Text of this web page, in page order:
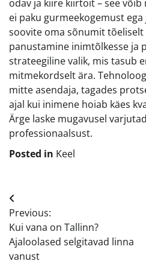
odav ja kiire kiirtoit – see
ei paku gurmeekogemust
soovite oma sõnumit tõeliselt
panustamine inimtõlkesse ja
strateegiline valik, mis tasub
mitmekordselt ära.
mitte asendaja, tagades
ajal kui inimene hoiab käes
Ärge laske mugavusel
professionaalsust.
Posted in Keel
Navigeerimine
Previous:
Kui vana on Tallinn?
Ajaloolased selgitavad linna
vanust